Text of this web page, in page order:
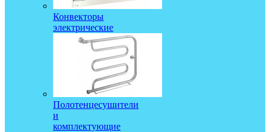
Конвекторы
электрические
Полотенцесушители
и
комплектующие